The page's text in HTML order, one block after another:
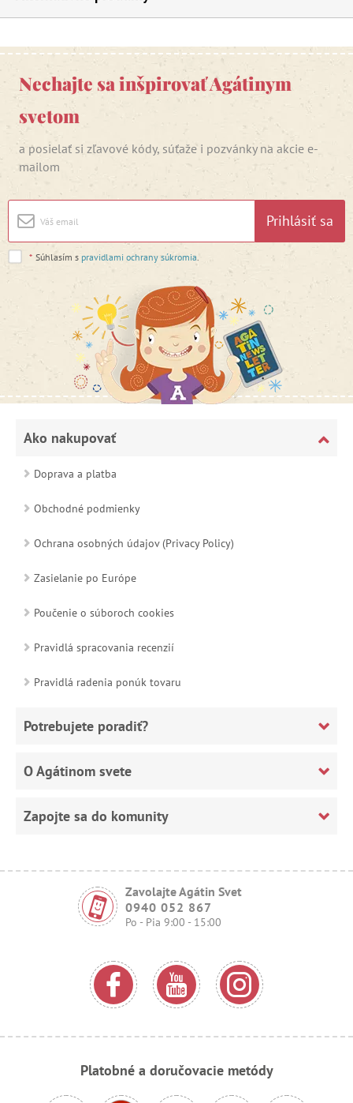
Nechajte sa inšpirovať Agátinym
svetom
a posielať si zľavové kódy, súťaže i pozvánky na akcie e-
mailom
Prihlásiť sa
* Súhlasím s pravidlami ochrany súkromia.
Ako nakupovať
Doprava a platba
Obchodné podmienky
Ochrana osobných údajov (Privacy Policy)
Zasielanie po Európe
Poučenie o súboroch cookies
Pravidlá spracovania recenzií
Pravidlá radenia ponúk tovaru
Potrebujete poradiť?
O Agátinom svete
Zapojte sa do komunity
Zavolajte Agátin Svet
0940 052 867
Po - Pia 9:00 - 15:00
Platobné a doručovacie metódy